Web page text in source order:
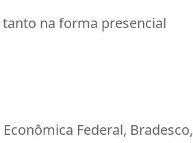
na forma presencial
Federal, Bradesco,